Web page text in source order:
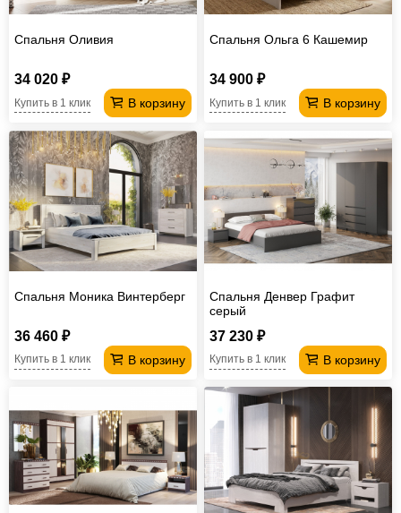
Спальня Оливия
34 020 ₽
В корзину
Купить в 1 клик
Спальня Ольга 6 Кашемир
34 900 ₽
В корзину
Купить в 1 клик
Спальня Моника Винтерберг
36 460 ₽
В корзину
Купить в 1 клик
Спальня Денвер Графит
серый
37 230 ₽
В корзину
Купить в 1 клик